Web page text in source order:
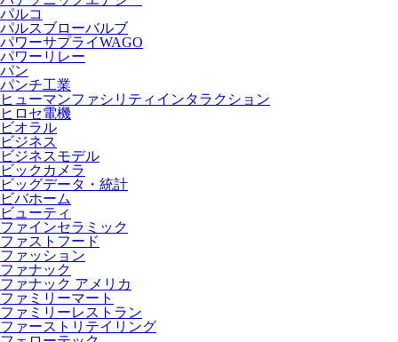
パルコ
パルスブローバルブ
パワーサプライWAGO
パワーリレー
パン
パンチ工業
ヒューマンファシリティインタラクション
ヒロセ電機
ビオラル
ビジネス
ビジネスモデル
ビックカメラ
ビッグデータ・統計
ビバホーム
ビューティ
ファインセラミック
ファストフード
ファッション
ファナック
ファナック アメリカ
ファミリーマート
ファミリーレストラン
ファーストリテイリング